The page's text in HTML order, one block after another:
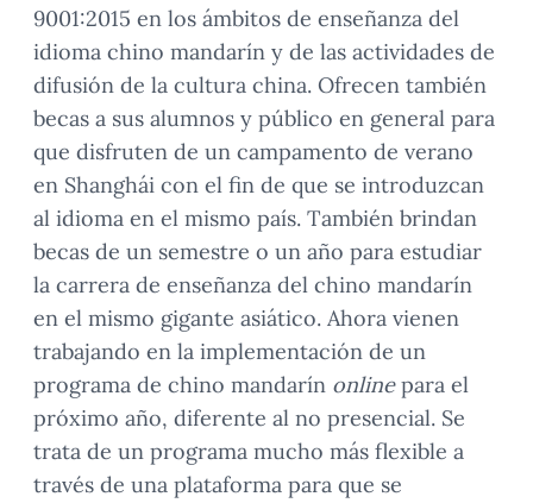
9001:2015 en los ámbitos de enseñanza del
idioma chino mandarín y de las actividades de
difusión de la cultura china. Ofrecen también
becas a sus alumnos y público en general para
que disfruten de un campamento de verano
en Shanghái con el fin de que se introduzcan
al idioma en el mismo país. También brindan
becas de un semestre o un año para estudiar
la carrera de enseñanza del chino mandarín
en el mismo gigante asiático. Ahora vienen
trabajando en la implementación de un
programa de chino mandarín onlinepara el
próximo año, diferente al no presencial. Se
trata de un programa mucho más flexible a
través de una plataforma para que se